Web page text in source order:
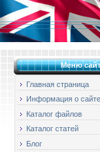
Меню
Главная страница
Информация о сайте
Каталог файлов
Каталог статей
Блог